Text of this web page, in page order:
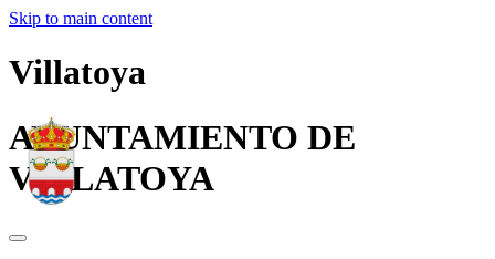
Skip to main content
Villatoya
AYUNTAMIENTO DE
VILLATOYA